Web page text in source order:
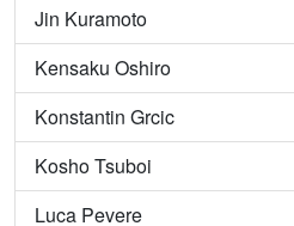
Jin Kuramoto
Kensaku Oshiro
Konstantin Grcic
Kosho Tsuboi
Luca Pevere